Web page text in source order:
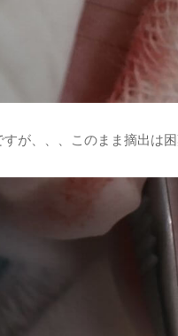
が、、、このまま摘出は